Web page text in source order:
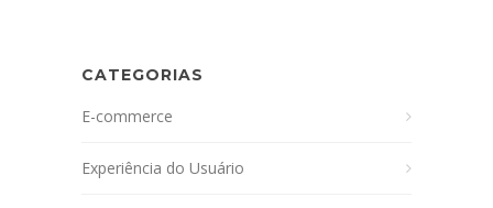
CATEGORIAS
E-commerce
Experiência do Usuário